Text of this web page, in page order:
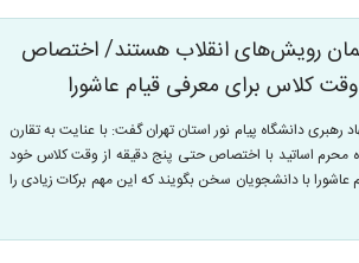
رویش‌های انقلاب هستند/ اختصاص
وقت کلاس برای معرفی قیام عاشورا
رهبری دانشگاه پیام نور استان تهران گفت: با عنایت به تقارن
محرم اساتید با اختصاص حتی پنج دقیقه از وقت کلاس خود
با دانشجویان سخن بگویند که این مهم برکات زیادی را